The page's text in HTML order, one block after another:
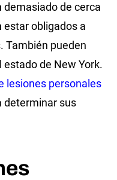
demasiado de cerca
estar obligados a
También pueden
de New York.
lesiones personales
determinar sus